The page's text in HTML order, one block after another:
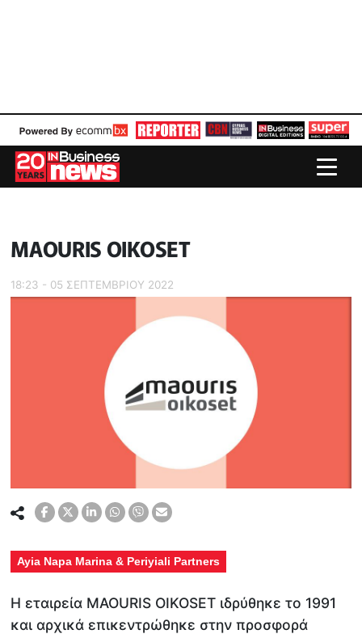
MAOURIS OIKOSET
18:23 - 05 ΣΕΠΤΕΜΒΡΙΟΥ 2022
Ayia Napa Marina & Periyiali Partners
Η εταιρεία MAOURIS OIKOSET ιδρύθηκε το 1991
και αρχικά επικεντρώθηκε στην προσφορά